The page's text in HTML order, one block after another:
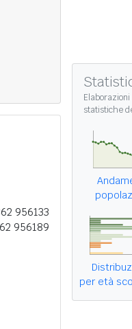
956133
956189
statistiche
per età